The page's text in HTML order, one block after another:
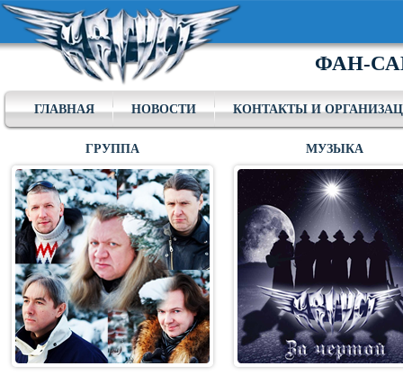
ФАН-
ГЛАВНАЯ НОВОСТИ КОНТАКТЫ И
ГРУППА МУЗЫКА